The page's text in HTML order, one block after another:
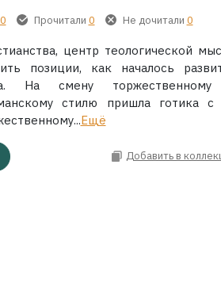
0 Прочитали 0 Не дочитали 0
центр теологической
позиции, как началось
На смену
стилю пришла готика с
Ещё
Добавить в